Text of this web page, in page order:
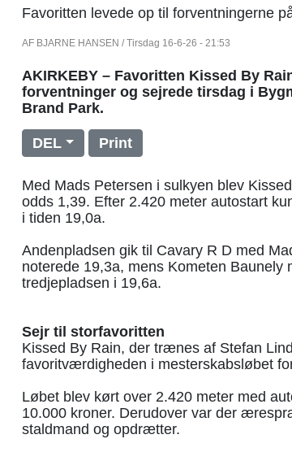
Favoritten levede op til forventningerne
AF BJARNE HANSEN / Tirsdag 16-6-26 - 21:53
AKIRKEBY – Favoritten Kissed By
forventninger og sejrede tirsdag i
Brand Park.
DEL Print
Med Mads Petersen i sulkyen blev
odds 1,39. Efter 2.420 meter autostart
i tiden 19,0a.
Andenpladsen gik til Cavary R D med
noterede 19,3a, mens Kometen
tredjepladsen i 19,6a.
Sejr til storfavoritten
Kissed By Rain, der trænes af Stefan
favoritværdigheden i mesterskabsløbet
Løbet blev kørt over 2.420 meter med
10.000 kroner. Derudover var der
staldmand og opdrætter.